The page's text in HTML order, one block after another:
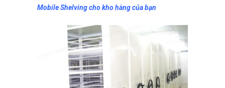
Mobile Shelving cho kho hàng của bạn